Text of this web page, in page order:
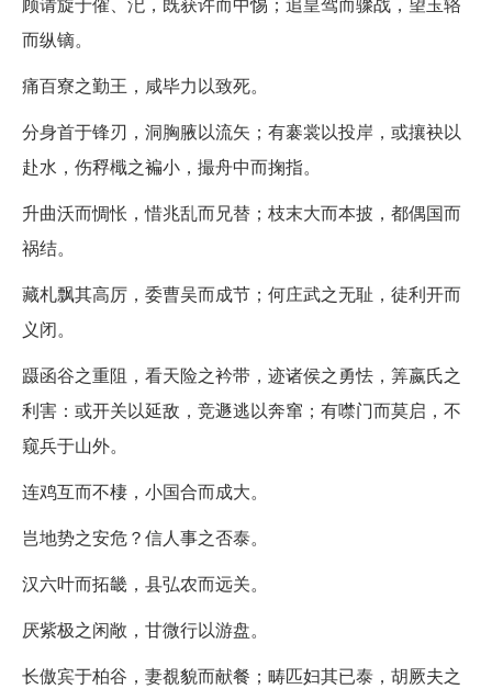
而纵镝。
痛百寮之勤王，咸毕力以致死。
分身首于锋刃，洞胸腋以流矢；有褰裳以投岸，或攘袂以
赴水，伤稃檝之褊小，撮舟中而掬指。
升曲沃而惆怅，惜兆乱而兄替；枝末大而本披，都偶国而
祸结。
藏札飘其高厉，委曹吴而成节；何庄武之无耻，徒利开而
义闭。
蹑函谷之重阻，看天险之衿带，迹诸侯之勇怯，筭嬴氏之
利害：或开关以延敌，竞遯逃以奔窜；有噤门而莫启，不
窥兵于山外。
连鸡互而不棲，小国合而成大。
岂地势之安危？信人事之否泰。
汉六叶而拓畿，县弘农而远关。
厌紫极之闲敞，甘微行以游盘。
长傲宾于柏谷，妻覩貌而献餐；畴匹妇其已泰，胡厥夫之